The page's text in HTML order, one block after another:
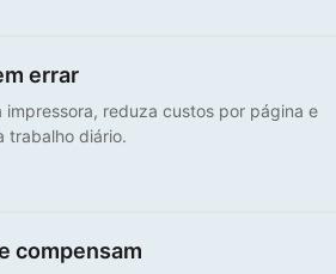
errar
reduza custos por página e
trabalho diário.
compensam